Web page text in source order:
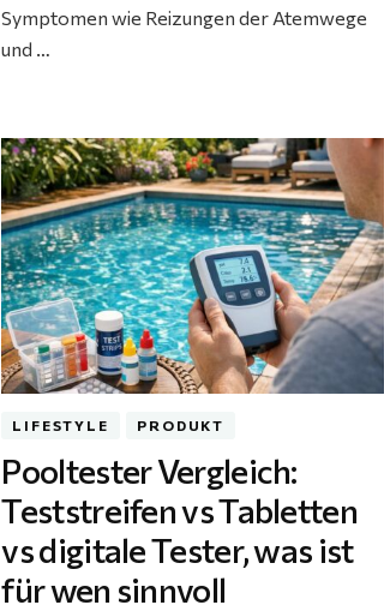
Symptomen wie Reizungen der Atemwege
und …
LIFESTYLE PRODUKT
Pooltester Vergleich:
Teststreifen vs Tabletten
vs digitale Tester, was ist
für wen sinnvoll